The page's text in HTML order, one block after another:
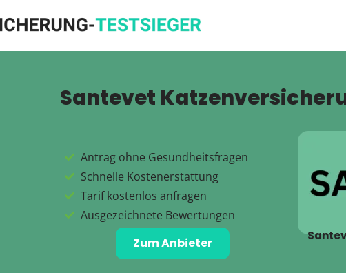
Santevet
Antrag ohne Gesundheitsfragen
Schnelle Kostenerstattung
Tarif kostenlos anfragen
Ausgezeichnete Bewertungen
Zum Anbieter